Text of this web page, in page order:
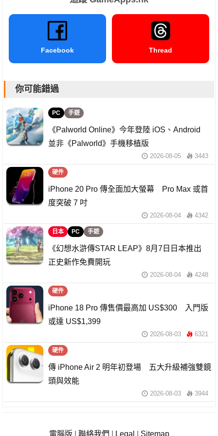
Facebook Thread
你可能錯過
PC 手遊
《Palworld Online》今年登陸 iOS、Android
並非《Palworld》手機移植版
2026-08-05 3443
硬件
iPhone 20 Pro 傳全面加大螢幕 Pro Max 或首
度突破 7 吋
2026-08-04 4342
日本 PC 手遊
《幻想水滸傳STAR LEAP》8月7日日本推出
正史新作免費開玩
2026-08-04 4248
硬件
iPhone 18 Pro 傳售價最高加 US$300 入門版
或達 US$1,399
2026-08-03 6321
硬件
傳 iPhone Air 2 明年初登場 五大升級補強雙鏡
頭與效能
2026-08-03 3944
電腦版 聯絡我們 Legal Sitemap